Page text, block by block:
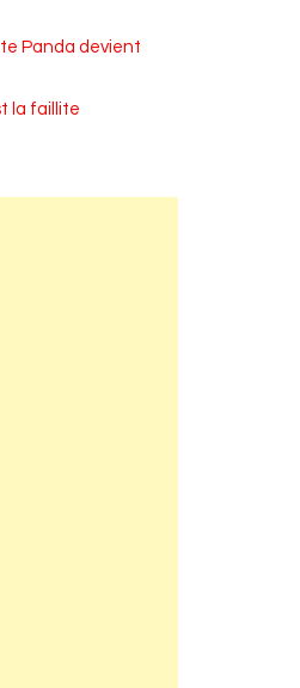
Panda devient
la faillite